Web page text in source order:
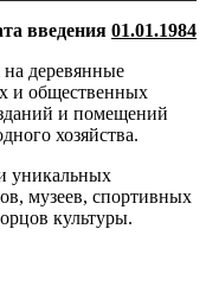
введения 01.01.1984
на деревянные
и общественных
и помещений
хозяйства.
уникальных
музеев, спортивных
культуры.